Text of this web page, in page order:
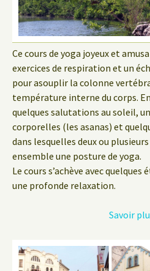
Ce cours de yoga joyeux et
exercices de respiration et un
pour asouplir la colonne
température interne du corps.
quelques salutations au soleil,
corporelles (les asanas) et
dans lesquelles deux ou
ensemble une posture de yoga.
Le cours s’achève avec
une profonde relaxation.
Savoir